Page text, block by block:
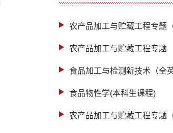
农产品加工与贮藏工程专题
农产品加工与贮藏工程专题
食品加工与检测新技术（全英
食品物性学(本科生课程)
农产品加工与贮藏工程专题